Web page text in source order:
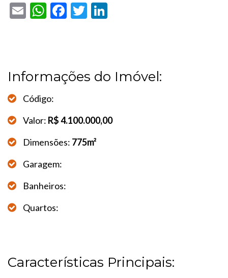
EmailWhatsApp
Facebook
Twitter
Informações do Imóvel:
Código:
Valor: R$ 4.100.000,00
Dimensões: 775m²
Garagem:
Banheiros:
Quartos:
Características Principais: